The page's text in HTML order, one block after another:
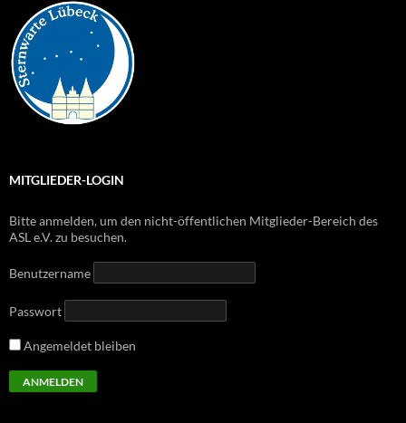
MITGLIEDER-LOGIN
Bitte anmelden, um den nicht-öffentlichen Mitglieder-Bereich des
ASL e.V. zu besuchen.
Benutzername
Passwort
Angemeldet bleiben